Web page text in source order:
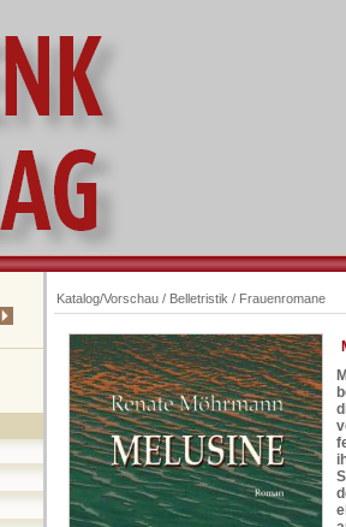
Katalog/Vorschau / Belletristik / Frauenromane